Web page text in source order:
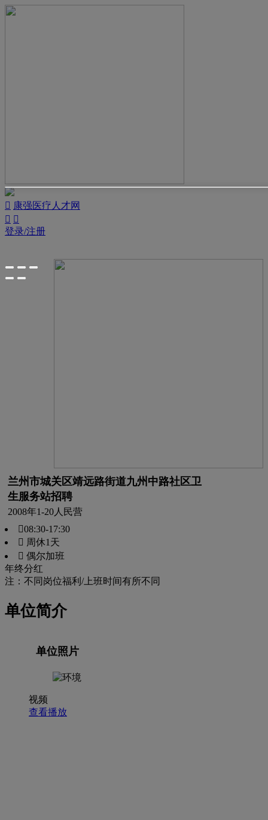
 康强医疗人才网
 
登录/注册
兰州市城关区靖远路街道九州中路社区卫
生服务站招聘
2008年1-20人 民营
08:30-17:30
 周休1天
 偶尔加班
年终分红
注：不同岗位福利/上班时间有所不同
单位简介
单位照片
视频
查看播放